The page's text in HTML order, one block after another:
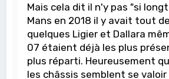
Mais cela dit il n'y pas "si
Mans en 2018 il y avait tout
quelques Ligier et Dallara
07 étaient déjà les plus
plus réparti. Heureusement
les châssis semblent se valoir